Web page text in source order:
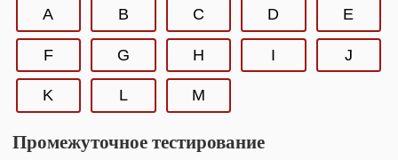
A B C D E
F G H I J
K L M
Промежуточное тестирование